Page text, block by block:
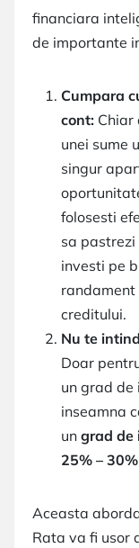
financiara
de importante
Cumpara
cont: Chiar
unei sume
singur
folosesti
sa
investi pe
creditului.
Nu te
Doar
un grad de
inseamna
un grad de
25% – 30%
Aceasta
Rata va fi usor